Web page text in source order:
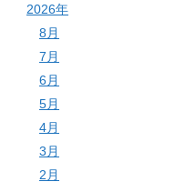
2026年
8月
7月
6月
5月
4月
3月
2月